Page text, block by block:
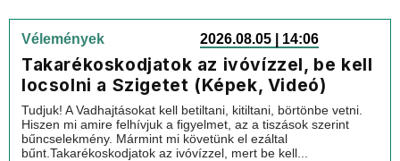
Vélemények 2026.08.05 | 14:06
Takarékoskodjatok az ivóvízzel, be kell
locsolni a Szigetet (Képek, Videó)
Tudjuk! A Vadhajtásokat kell betiltani, kitiltani, börtönbe vetni.
Hiszen mi amire felhívjuk a figyelmet, az a tiszások szerint
bűncselekmény. Mármint mi követünk el ezáltal
bűnt.Takarékoskodjatok az ivóvízzel, mert be kell...